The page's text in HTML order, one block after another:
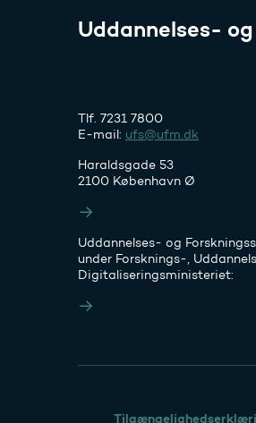
Uddannelses-
Tlf. 7231 7800
E-mail: ufs@ufm.dk
Haraldsgade 53
2100 København Ø
Uddannelses- og
under Forsknings-,
Digitaliseringsministeriet: